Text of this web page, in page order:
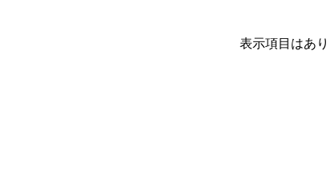
表示項目はあ